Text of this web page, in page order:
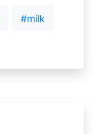
#milk